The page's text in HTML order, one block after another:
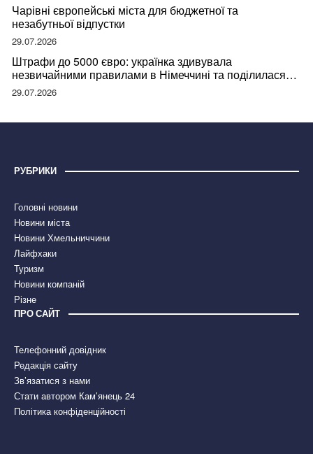
Чарівні європейські міста для бюджетної та
незабутньої відпустки
29.07.2026
Штрафи до 5000 євро: українка здивувала
незвичайними правилами в Німеччині та поділилася
правдою
29.07.2026
РУБРИКИ
Головні новини
Новини міста
Новини Хмельниччини
Лайфхаки
Туризм
Новини компаній
Різне
ПРО САЙТ
Телефонний довідник
Редакція сайту
Зв’язатися з нами
Стати автором Кам’янець 24
Політика конфіденційності